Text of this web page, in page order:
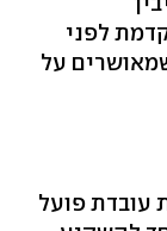
לפני
על
עובדת פועל